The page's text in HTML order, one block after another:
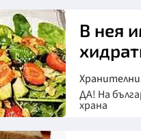
В нея
ДА! На
храна